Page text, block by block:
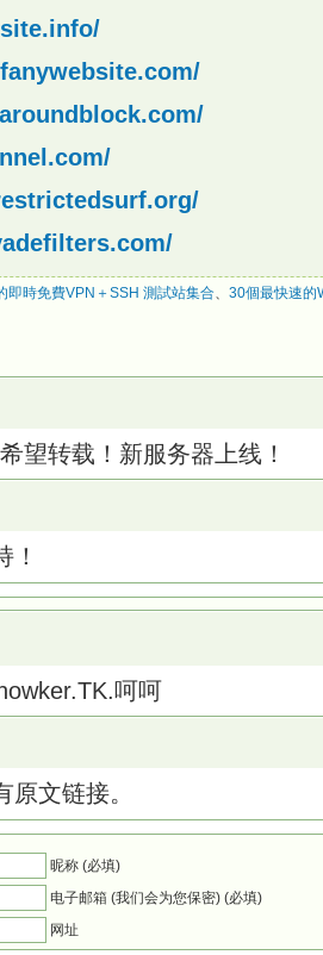
即時免費VPN＋SSH 測試站集合、 30個最快速的
望转载！新服务器上线！
！
呵呵
文链接。
昵称 (必填)
电子邮箱 (我们会为您保密) (必填)
网址